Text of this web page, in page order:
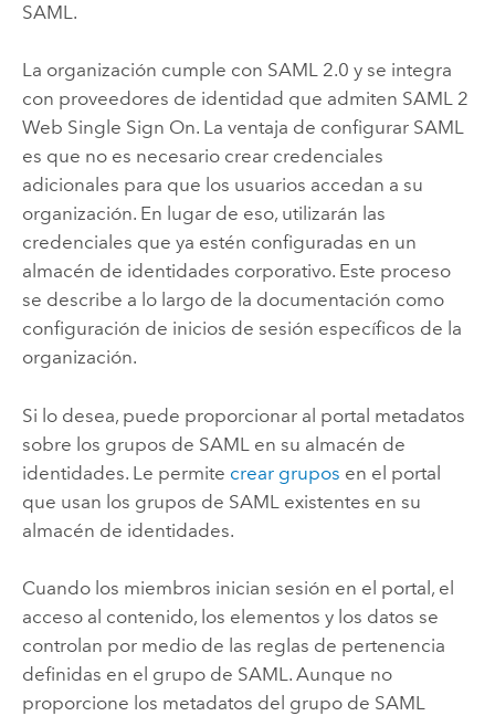
SAML.
La organización cumple con SAML2.0 y se integra
con proveedores de identidad que admiten SAML2
Web Single Sign On. La ventaja de configurar SAML
es que no es necesario crear credenciales
adicionales para que los usuarios accedan a su
organización. En lugar de eso, utilizarán las
credenciales que ya estén configuradas en un
almacén de identidades corporativo. Este proceso
se describe a lo largo de la documentación como
configuración de inicios de sesión específicos de la
organización.
Si lo desea, puede proporcionar al portal metadatos
sobre los grupos de SAML en su almacén de
identidades. Le permite crear grupos en el portal
que usan los grupos de SAML existentes en su
almacén de identidades.
Cuando los miembros inician sesión en el portal, el
acceso al contenido, los elementos y los datos se
controlan por medio de las reglas de pertenencia
definidas en el grupo de SAML. Aunque no
proporcione los metadatos del grupo de SAML